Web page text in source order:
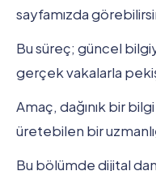
sayfamızda
Bu süreç; güncel
gerçek vakalarla
Amaç, dağınık bir bilgi
üretebilen bir
Bu bölümde dijital